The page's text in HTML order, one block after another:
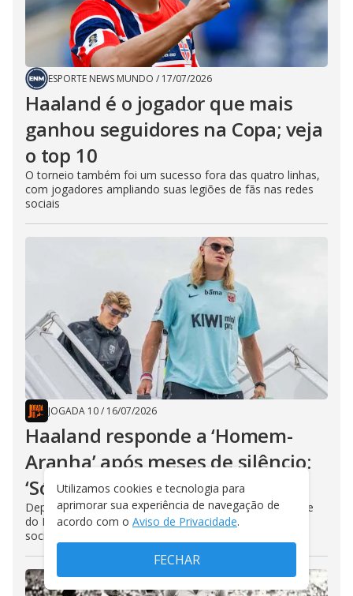
ESPORTE NEWS MUNDO / 17/07/2026
Haaland é o jogador que mais
ganhou seguidores na Copa; veja
o top 10
O torneio também foi um sucesso fora das quatro linhas,
com jogadores ampliando suas legiões de fãs nas redes
sociais
JOGADA 10/ 16/07/2026
Haaland responde a ‘Homem-
Aranha’ após meses de silêncio:
‘Só me diga o lugar’
Depois de ignorar mensagem de Tom Holland, atacante
do Manchester City reagiu com bom humor nas redes
sociais e aceitou o convite para jantar
Utilizamos cookies e tecnologia para
aprimorar sua experiência de navegação de
acordo com o Aviso de Privacidade.
FECHAR